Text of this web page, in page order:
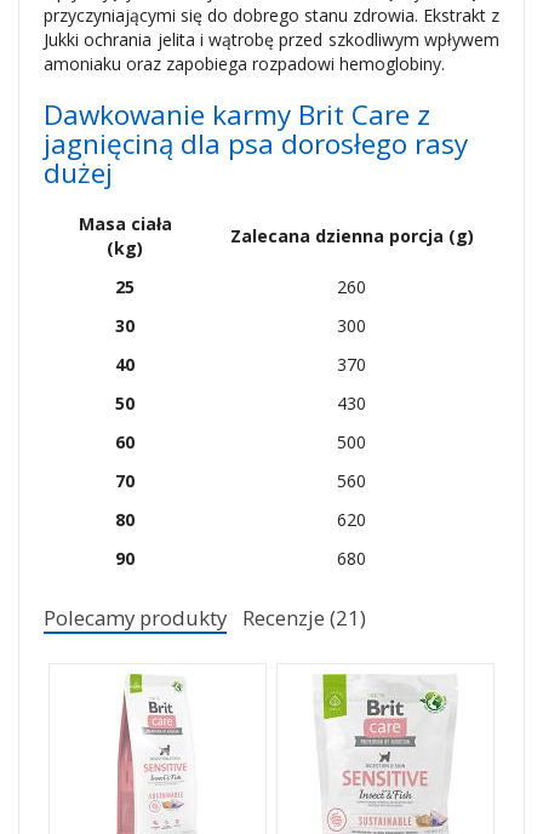
przyczyniającymi się do dobrego stanu zdrowia. Ekstrakt z
Jukki ochrania jelita i wątrobę przed szkodliwym wpływem
amoniaku oraz zapobiega rozpadowi hemoglobiny.
Dawkowanie karmy Brit Care z
jagnięciną dla psa dorosłego rasy
dużej
Masa ciała
(kg)
Zalecana dzienna porcja (g)
25
260
30
300
40
370
50
430
60
500
70
560
80
620
90
680
Polecamy produkty Recenzje (21)